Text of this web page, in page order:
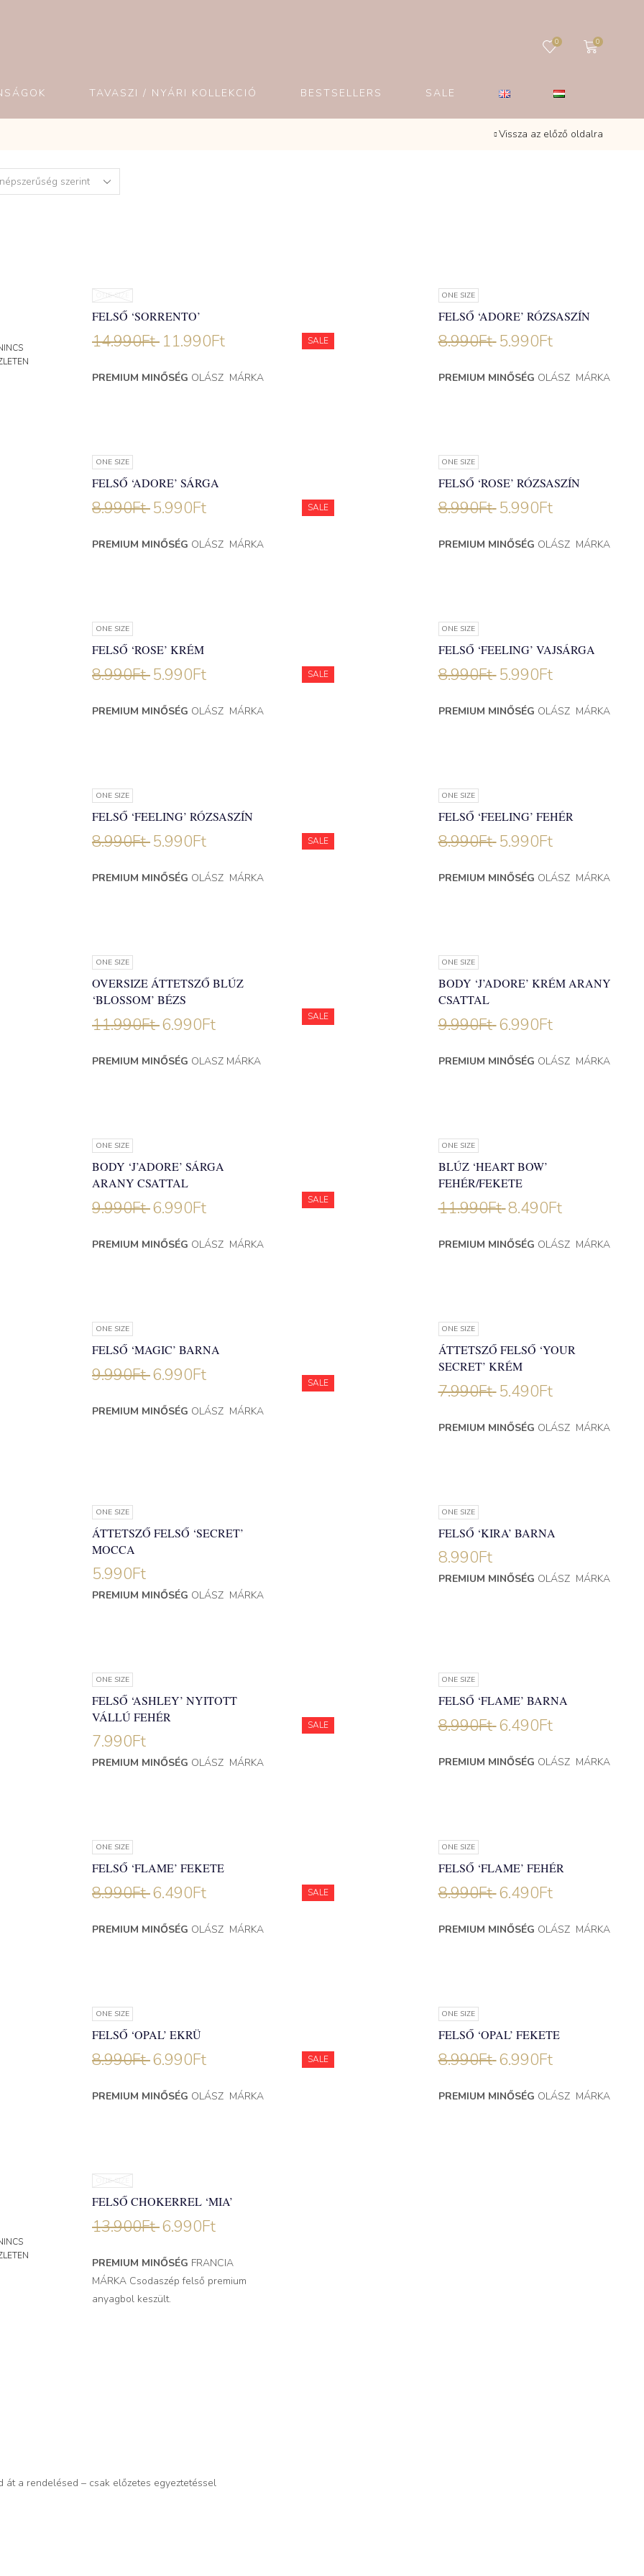
0 0
TAVASZI / NYÁRI KOLLEKCIÓ BESTSELLERS SALE
Vissza az előző oldalra
ONE SIZE
FELSŐ ‘SORRENTO’
14.990Ft 11.990Ft
PREMIUM MINŐSÉG OLÁSZ MÁRKA
SALE
ONE SIZE
FELSŐ ‘ADORE’ RÓZSASZÍN
8.990Ft 5.990Ft
PREMIUM MINŐSÉG OLÁSZ MÁRKA
ONE SIZE
FELSŐ ‘ADORE’ SÁRGA
8.990Ft 5.990Ft
PREMIUM MINŐSÉG OLÁSZ MÁRKA
SALE
ONE SIZE
FELSŐ ‘ROSE’ RÓZSASZÍN
8.990Ft 5.990Ft
PREMIUM MINŐSÉG OLÁSZ MÁRKA
ONE SIZE
FELSŐ ‘ROSE’ KRÉM
8.990Ft 5.990Ft
PREMIUM MINŐSÉG OLÁSZ MÁRKA
SALE
ONE SIZE
FELSŐ ‘FEELING’ VAJSÁRGA
8.990Ft 5.990Ft
PREMIUM MINŐSÉG OLÁSZ MÁRKA
ONE SIZE
FELSŐ ‘FEELING’ RÓZSASZÍN
8.990Ft 5.990Ft
PREMIUM MINŐSÉG OLÁSZ MÁRKA
SALE
ONE SIZE
FELSŐ ‘FEELING’ FEHÉR
8.990Ft 5.990Ft
PREMIUM MINŐSÉG OLÁSZ MÁRKA
ONE SIZE
OVERSIZE ÁTTETSZŐ BLÚZ
‘BLOSSOM’ BÉZS
11.990Ft 6.990Ft
PREMIUM MINŐSÉG OLASZ MÁRKA
SALE
ONE SIZE
BODY ‘J’ADORE’ KRÉM ARANY
CSATTAL
9.990Ft 6.990Ft
PREMIUM MINŐSÉG OLÁSZ MÁRKA
ONE SIZE
BODY ‘J’ADORE’ SÁRGA
ARANY CSATTAL
9.990Ft 6.990Ft
PREMIUM MINŐSÉG OLÁSZ MÁRKA
SALE
ONE SIZE
BLÚZ ‘HEART BOW’
FEHÉR/FEKETE
11.990Ft 8.490Ft
PREMIUM MINŐSÉG OLÁSZ MÁRKA
ONE SIZE
FELSŐ ‘MAGIC’ BARNA
9.990Ft 6.990Ft
PREMIUM MINŐSÉG OLÁSZ MÁRKA
SALE
ONE SIZE
ÁTTETSZŐ FELSŐ ‘YOUR
SECRET’ KRÉM
7.990Ft 5.490Ft
PREMIUM MINŐSÉG OLÁSZ MÁRKA
ONE SIZE
ÁTTETSZŐ FELSŐ ‘SECRET’
MOCCA
5.990Ft
PREMIUM MINŐSÉG OLÁSZ MÁRKA
ONE SIZE
FELSŐ ‘KIRA’ BARNA
8.990Ft
PREMIUM MINŐSÉG OLÁSZ MÁRKA
ONE SIZE
FELSŐ ‘ASHLEY’ NYITOTT
VÁLLÚ FEHÉR
7.990Ft
PREMIUM MINŐSÉG OLÁSZ MÁRKA
SALE
ONE SIZE
FELSŐ ‘FLAME’ BARNA
8.990Ft 6.490Ft
PREMIUM MINŐSÉG OLÁSZ MÁRKA
ONE SIZE
FELSŐ ‘FLAME’ FEKETE
8.990Ft 6.490Ft
PREMIUM MINŐSÉG OLÁSZ MÁRKA
SALE
ONE SIZE
FELSŐ ‘FLAME’ FEHÉR
8.990Ft 6.490Ft
PREMIUM MINŐSÉG OLÁSZ MÁRKA
ONE SIZE
FELSŐ ‘OPAL’ EKRÜ
8.990Ft 6.990Ft
PREMIUM MINŐSÉG OLÁSZ MÁRKA
SALE
ONE SIZE
FELSŐ ‘OPAL’ FEKETE
8.990Ft 6.990Ft
PREMIUM MINŐSÉG OLÁSZ MÁRKA
ONE SIZE
FELSŐ CHOKERREL ‘MIA’
13.900Ft 6.990Ft
PREMIUM MINŐSÉG FRANCIA
MÁRKA Csodaszép felső premium
anyagbol keszült.
át a rendelésed – csak előzetes egyeztetéssel